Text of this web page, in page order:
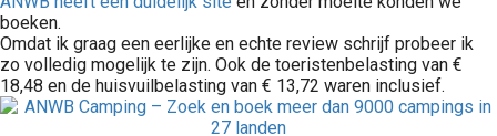
boeken.
Omdat ik graag een eerlijke en echte review schrijf probeer ik
zo volledig mogelijk te zijn. Ook de toeristenbelasting van €
18,48 en de huisvuilbelasting van € 13,72 waren inclusief.